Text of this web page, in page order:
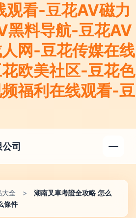
观看-豆花AV磁力
黑料导航-豆花AV
网-豆花传媒在线
欧美社区-豆花色
福利在线观看-豆
司
全 >
湖南叉車考證全攻略 怎么
條件